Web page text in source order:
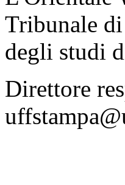
Tribunale
degli studi
Direttore